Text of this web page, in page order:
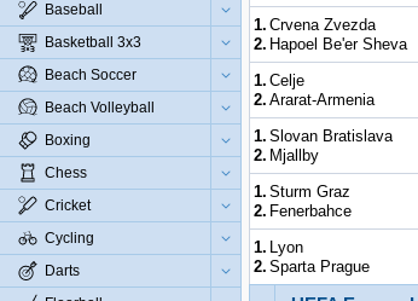
Baseball
Basketball 3x3
Beach Soccer
Beach Volleyball
Boxing
Chess
Cricket
Cycling
Darts
1. Crvena Zvezda
2. Hapoel Be'er Sheva
1. Celje
2. Ararat-Armenia
1. Slovan Bratislava
2. Mjallby
1. Sturm Graz
2. Fenerbahce
1. Lyon
2. Sparta Prague